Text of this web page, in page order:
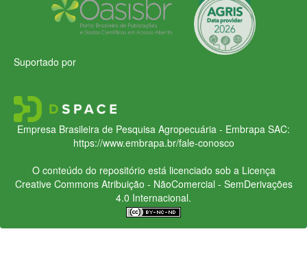
Suportado por
Empresa Brasileira de Pesquisa Agropecuária - Embrapa SAC:
https://www.embrapa.br/fale-conosco
O conteúdo do repositório está licenciado sob a Licença
Creative CommonsAtribuição - NãoComercial - SemDerivações
4.0 Internacional.